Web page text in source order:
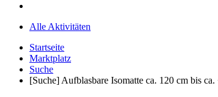
Alle Aktivitäten
Startseite
Marktplatz
Suche
[Suche] Aufblasbare Isomatte ca. 120 cm bis ca.